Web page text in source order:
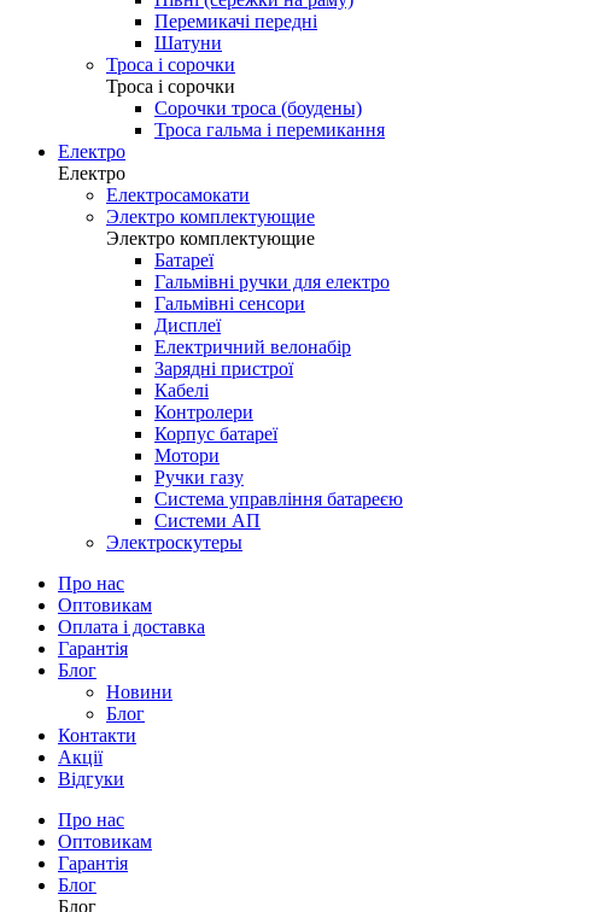
Перемикачі передні
Шатуни
Троса і сорочки
Троса і сорочки
Сорочки троса (боудены)
Троса гальма і перемикання
Електро
Електро
Електросамокати
Электро комплектующие
Электро комплектующие
Батареї
Гальмівні ручки для електро
Гальмівні сенсори
Дисплеї
Електричний велонабір
Зарядні пристрої
Кабелі
Контролери
Корпус батареї
Мотори
Ручки газу
Система управління батареєю
Системи АП
Электроскутеры
Про нас
Оптовикам
Оплата і доставка
Гарантія
Блог
Новини
Блог
Контакти
Акції
Відгуки
Про нас
Оптовикам
Гарантія
Блог
Блог